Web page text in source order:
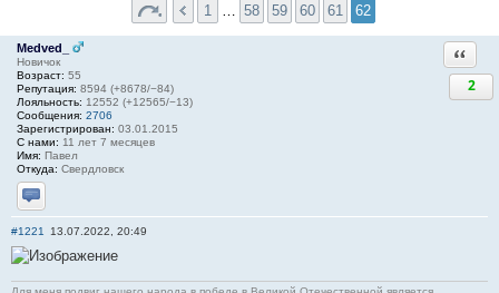
1 58 59 60 61 62
Medved_
Новичок
Возраст: 55
Репутация: 8594 (+8678/−84)
Лояльность: 12552 (+12565/−13)
Сообщения: 2706
Зарегистрирован: 03.01.2015
С нами: 11 лет 7 месяцев
Имя: Павел
Откуда: Свердловск
Отправить личное сообщение
2
#1221 13.07.2022, 20:49